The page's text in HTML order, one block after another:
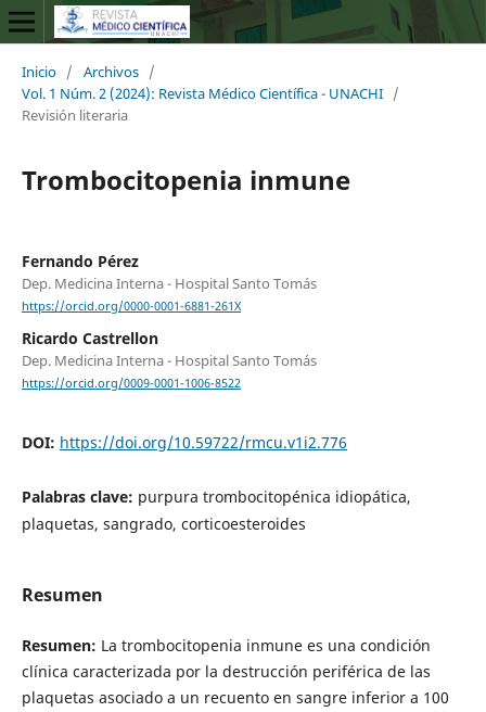
Inicio / Archivos /
Vol. 1 Núm. 2 (2024): Revista Médico Científica - UNACHI /
Revisión literaria
Trombocitopenia inmune
Fernando Pérez
Dep. Medicina Interna - Hospital Santo Tomás
https://orcid.org/0000-0001-6881-261X
Ricardo Castrellon
Dep. Medicina Interna - Hospital Santo Tomás
https://orcid.org/0009-0001-1006-8522
DOI: https://doi.org/10.59722/rmcu.v1i2.776
Palabras clave: purpura trombocitopénica idiopática,
plaquetas, sangrado, corticoesteroides
Resumen
Resumen: La trombocitopenia inmune es una condición
clínica caracterizada por la destrucción periférica de las
plaquetas asociado a un recuento en sangre inferior a 100